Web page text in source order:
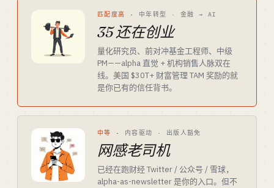
匹配度高 · 中年转型 · 金融 → AI
35 还在创业
量化研究员、前对冲基金工程师、中级
PM——alpha 直觉 + 机构销售人脉双在
线。美国 $30T+ 财富管理 TAM 奖励的就
是你已有的信任背书。
中等 · 内容驱动 · 出版人豁免
网感老司机
已经在跑财经 Twitter / 公众号 / 雪球，
alpha-as-newsletter 是你的入口。但不